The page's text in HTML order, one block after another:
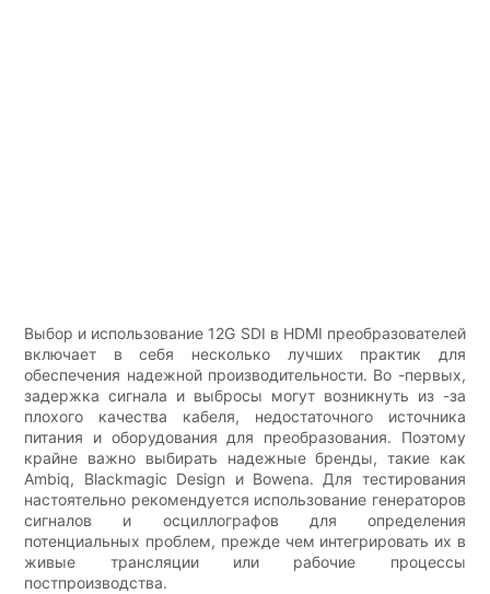
Выбор и использование 12G SDI в HDMI преобразователей
включает в себя несколько лучших практик для
обеспечения надежной производительности. Во -первых,
задержка сигнала и выбросы могут возникнуть из -за
плохого качества кабеля, недостаточного источника
питания и оборудования для преобразования. Поэтому
крайне важно выбирать надежные бренды, такие как
Ambiq, Blackmagic Design и Bowena. Для тестирования
настоятельно рекомендуется использование генераторов
сигналов и осциллографов для определения
потенциальных проблем, прежде чем интегрировать их в
живые трансляции или рабочие процессы
постпроизводства.